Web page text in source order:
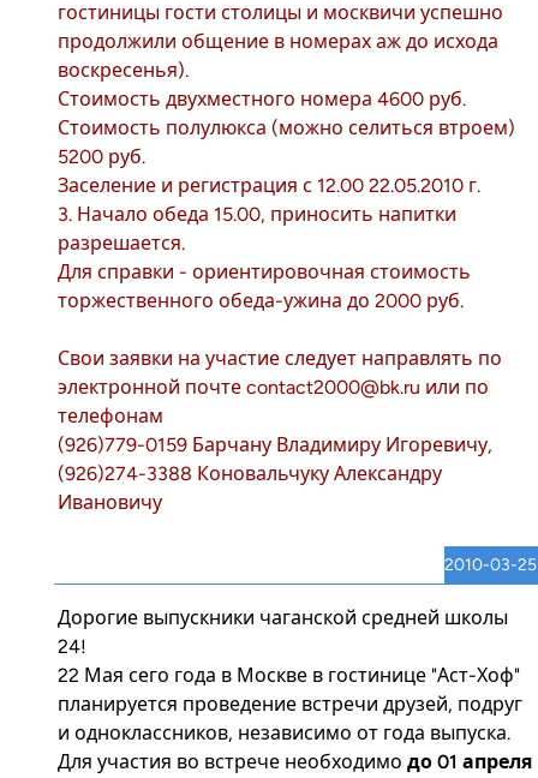
гостиницы гости столицы и москвичи успешно
продолжили общение в номерах аж до исхода
воскресенья).
Стоимость двухместного номера 4600 руб.
Стоимость полулюкса (можно селиться втроем)
5200 руб.
Заселение и регистрация с 12.00 22.05.2010 г.
3. Начало обеда 15.00, приносить напитки
разрешается.
Для справки - ориентировочная стоимость
торжественного обеда-ужина до 2000 руб.
Свои заявки на участие следует направлять по
электронной почте contact2000@bk.ru или по
телефонам
(926)779-0159 Барчану Владимиру Игоревичу,
(926)274-3388 Коновальчуку Александру
Ивановичу
2010-03-25
Дорогие выпускники чаганской средней школы
24!
22 Мая сего года в Москве в гостинице "Аст-Хоф"
планируется проведение встречи друзей, подруг
и одноклассников, независимо от года выпуска.
Для участия во встрече необходимо до 01 апреля